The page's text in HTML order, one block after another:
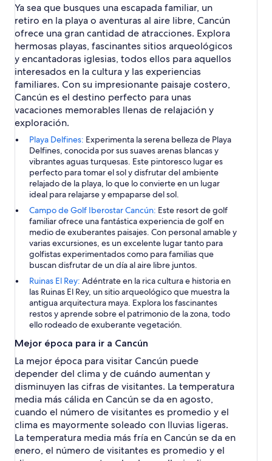
Ya sea que busques una escapada familiar, un
retiro en la playa o aventuras al aire libre, Cancún
ofrece una gran cantidad de atracciones. Explora
hermosas playas, fascinantes sitios arqueológicos
y encantadoras iglesias, todos ellos para aquellos
interesados en la cultura y las experiencias
familiares. Con su impresionante paisaje costero,
Cancún es el destino perfecto para unas
vacaciones memorables llenas de relajación y
exploración.
Playa Delfines: Experimenta la serena belleza de Playa
Delfines, conocida por sus suaves arenas blancas y
vibrantes aguas turquesas. Este pintoresco lugar es
perfecto para tomar el sol y disfrutar del ambiente
relajado de la playa, lo que lo convierte en un lugar
ideal para relajarse y empaparse del sol.
Campo de Golf Iberostar Cancún: Este resort de golf
familiar ofrece una fantástica experiencia de golf en
medio de exuberantes paisajes. Con personal amable y
varias excursiones, es un excelente lugar tanto para
golfistas experimentados como para familias que
buscan disfrutar de un día al aire libre juntos.
Ruinas El Rey: Adéntrate en la rica cultura e historia en
las Ruinas El Rey, un sitio arqueológico que muestra la
antigua arquitectura maya. Explora los fascinantes
restos y aprende sobre el patrimonio de la zona, todo
ello rodeado de exuberante vegetación.
Mejor época para ir a Cancún
La mejor época para visitar Cancún puede
depender del clima y de cuándo aumentan y
disminuyen las cifras de visitantes. La temperatura
media más cálida en Cancún se da en agosto,
cuando el número de visitantes es promedio y el
clima es mayormente soleado con lluvias ligeras.
La temperatura media más fría en Cancún se da en
enero, el número de visitantes es promedio y el